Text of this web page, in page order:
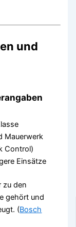
und
Mauerwerk
Control)
Einsätze
zu den
gehört und
(Bosch